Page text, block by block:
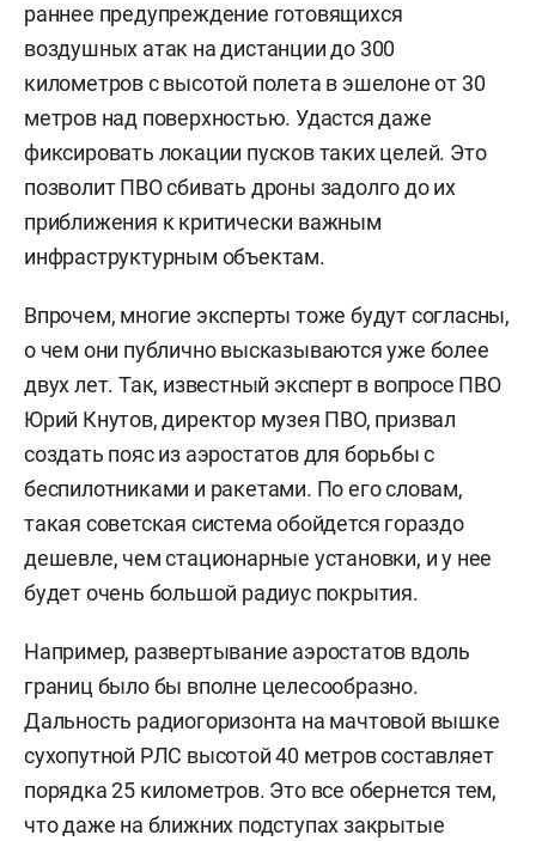
раннее предупреждение готовящихся
воздушных атак на дистанции до 300
километров с высотой полета в эшелоне от 30
метров над поверхностью. Удастся даже
фиксировать локации пусков таких целей. Это
позволит ПВО сбивать дроны задолго до их
приближения к критически важным
инфраструктурным объектам.
Впрочем, многие эксперты тоже будут согласны,
о чем они публично высказываются уже более
двух лет. Так, известный эксперт в вопросе ПВО
Юрий Кнутов, директор музея ПВО, призвал
создать пояс из аэростатов для борьбы с
беспилотниками и ракетами. По его словам,
такая советская система обойдется гораздо
дешевле, чем стационарные установки, и у нее
будет очень большой радиус покрытия.
Например, развертывание аэростатов вдоль
границ было бы вполне целесообразно.
Дальность радиогоризонта на мачтовой вышке
сухопутной РЛС высотой 40 метров составляет
порядка 25 километров. Это все обернется тем,
что даже на ближних подступах закрытые